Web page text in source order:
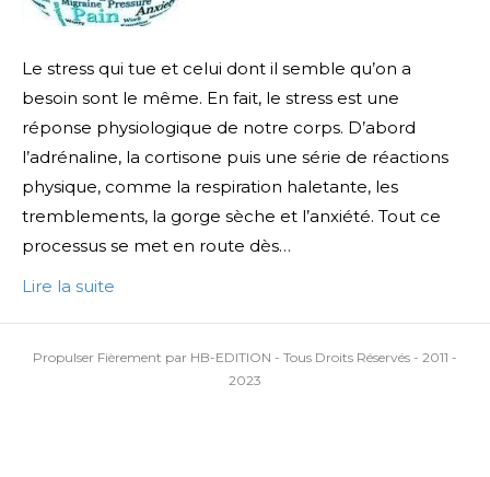
Le stress qui tue et celui dont il semble qu’on a
besoin sont le même. En fait, le stress est une
réponse physiologique de notre corps. D’abord
l’adrénaline, la cortisone puis une série de réactions
physique, comme la respiration haletante, les
tremblements, la gorge sèche et l’anxiété. Tout ce
processus se met en route dès…
Lire la suite
Propulser Fièrement par HB-EDITION - Tous Droits Réservés - 2011 -
2023